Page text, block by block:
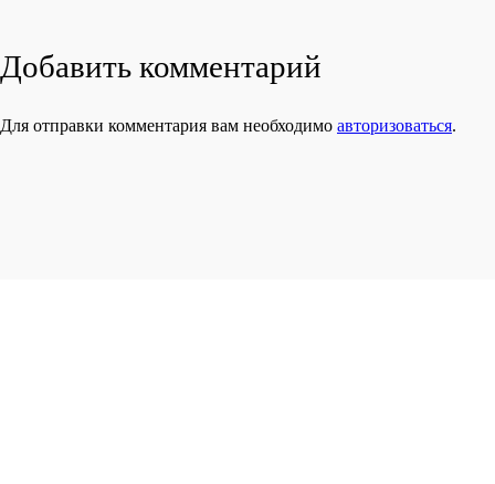
Добавить комментарий
Для отправки комментария вам необходимо авторизоваться.